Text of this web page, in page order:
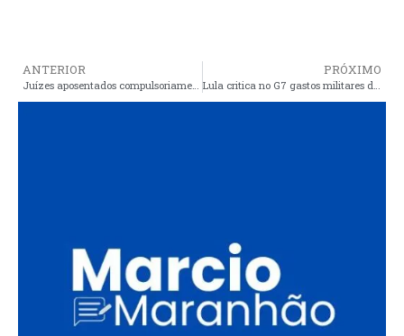
ANTERIOR PRÓXIMO